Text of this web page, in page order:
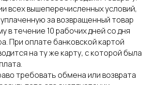
всех вышеперечисленных условий,
за возвращенный товар
в течение 10 рабочих дней со дня
При оплате банковской картой
на ту же карту, с которой была
требовать обмена или возврата